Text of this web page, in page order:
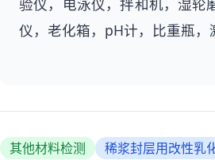
验仪，电泳仪，拌和机，湿轮
仪，老化箱，pH计，比重瓶，
其他材料检测 稀浆封层用改性乳